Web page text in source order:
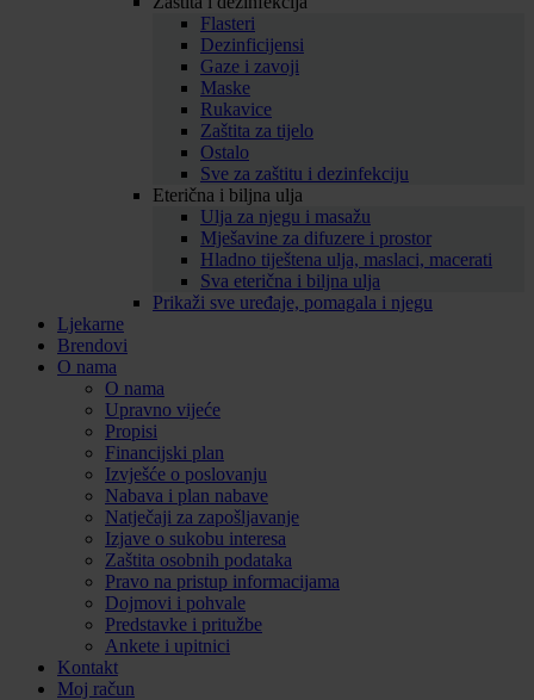
Flasteri
Dezinficijensi
Gaze i zavoji
Maske
Rukavice
Zaštita za tijelo
Ostalo
Sve za zaštitu i dezinfekciju
Eterična i biljna ulja
Ulja za njegu i masažu
Mješavine za difuzere i prostor
Hladno tiještena ulja, maslaci, macerati
Sva eterična i biljna ulja
Prikaži sve uređaje, pomagala i njegu
Ljekarne
Brendovi
O nama
O nama
Upravno vijeće
Propisi
Financijski plan
Izvješće o poslovanju
Nabava i plan nabave
Natječaji za zapošljavanje
Izjave o sukobu interesa
Zaštita osobnih podataka
Pravo na pristup informacijama
Dojmovi i pohvale
Predstavke i pritužbe
Ankete i upitnici
Kontakt
Moj račun